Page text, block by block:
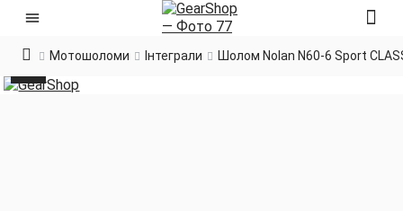
Мотошоломи Інтеграли Шолом Nolan N60-6 Sport